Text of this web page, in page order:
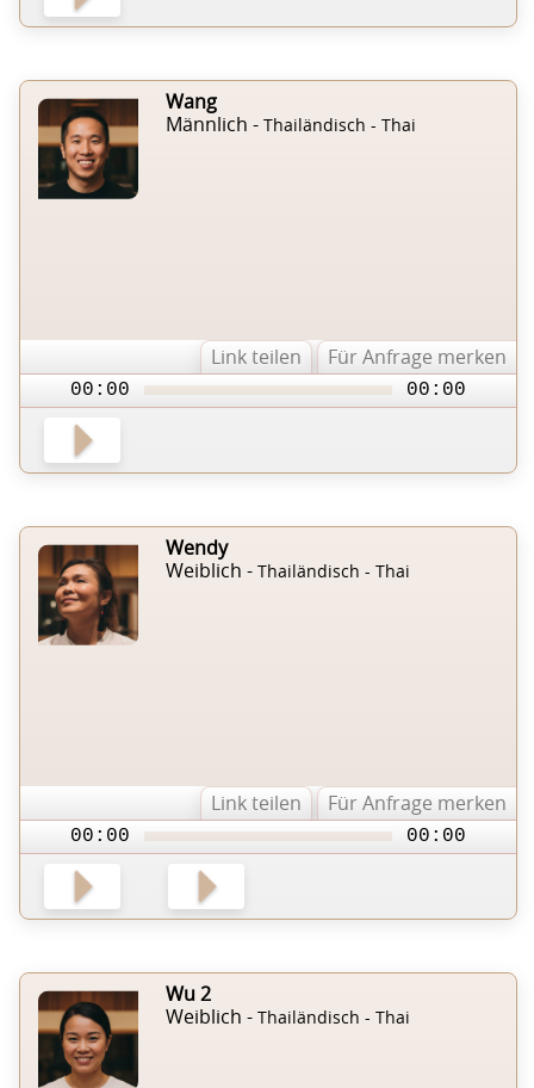
Wang
Männlich - Thailändisch - Thai
Link teilen Für Anfrage merken
00:00 00:00
Wendy
Weiblich - Thailändisch - Thai
Link teilen Für Anfrage merken
00:00 00:00
Wu 2
Weiblich - Thailändisch - Thai